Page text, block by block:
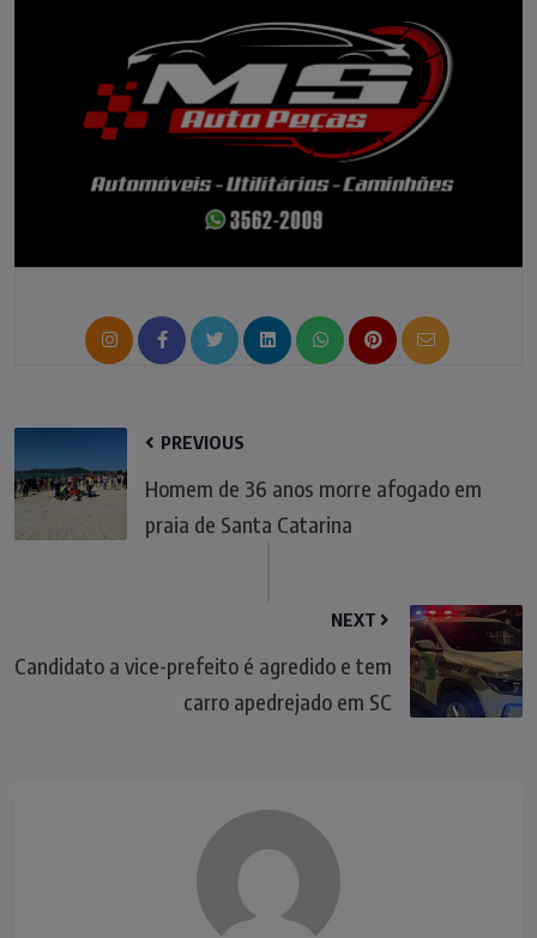
PREVIOUS
Homem de 36 anos morre afogado em
praia de Santa Catarina
NEXT
Candidato a vice-prefeito é agredido e tem
carro apedrejado em SC